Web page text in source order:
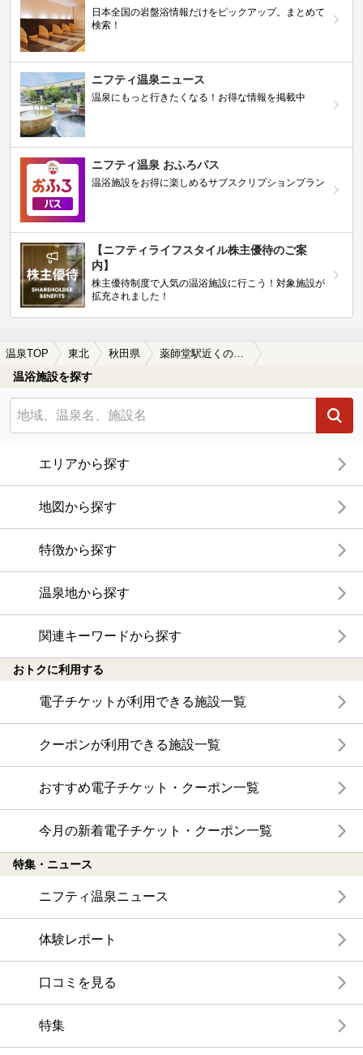
日本全国の岩盤浴情報だけをピックアップ。まとめて
検索！
ニフティ温泉ニュース
温泉にもっと行きたくなる！お得な情報を掲載中
ニフティ温泉 おふろパス
温浴施設をお得に楽しめるサブスクリプションプラン
【ニフティライフスタイル株主優待のご案
内】
株主優待制度で人気の温浴施設に行こう！対象施設が
拡充されました！
温泉TOP 東北 秋田県
温浴施設を探す
エリアから探す
地図から探す
特徴から探す
温泉地から探す
関連キーワードから探す
おトクに利用する
電子チケットが利用できる施設一覧
クーポンが利用できる施設一覧
おすすめ電子チケット・クーポン一覧
今月の新着電子チケット・クーポン一覧
特集・ニュース
ニフティ温泉ニュース
体験レポート
口コミを見る
特集